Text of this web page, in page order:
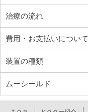
治療の流れ
費用・お支払いについて
装置の種類
ムーシールド